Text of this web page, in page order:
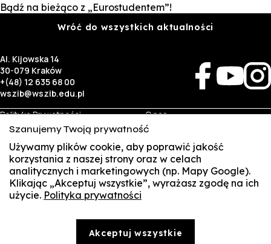
Bądź na bieżąco z „Eurostudentem”!
Wróć do wszystkich aktualności
Al. Kijowska 14
30-079 Kraków
+(48) 12 635 68 00
wszib@wszib.edu.pl
Polityka Prywatności
RODO
Identyfikacja wizualna
O nas
Rekrutacja
Studia
Kontakt
Biznes
Wynajem sal
Targi pracy
Student
Multis Multum
Treści zawarte na stronie www.wszib.edu.pl oraz jej podstronach stanowią, o ile nie wskazano
Szanujemy Twoją prywatność
Używamy plików cookie, aby poprawić jakość
korzystania z naszej strony oraz w celach
analitycznych i marketingowych (np. Mapy Google).
Klikając „Akceptuj wszystkie”, wyrażasz zgodę na ich
użycie. Polityka prywatności
Akceptuj wszystkie